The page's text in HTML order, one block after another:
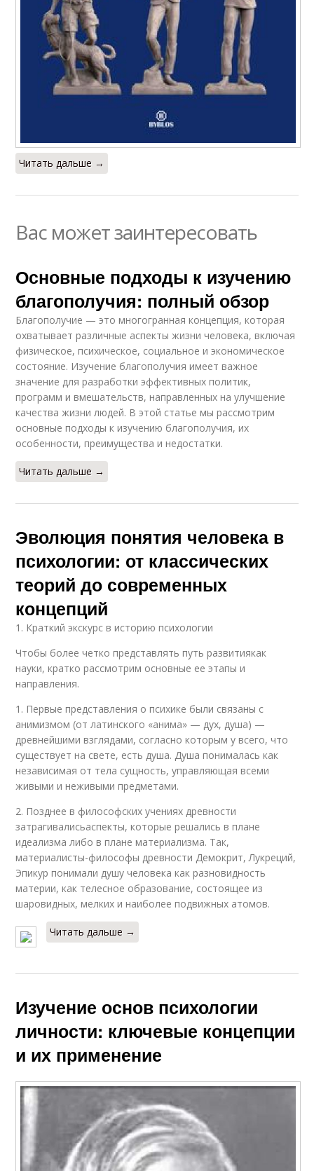
Читать дальше →
Вас может заинтересовать
Основные подходы к изучению
благополучия: полный обзор
Благополучие — это многогранная концепция, которая
охватывает различные аспекты жизни человека, включая
физическое, психическое, социальное и экономическое
состояние. Изучение благополучия имеет важное
значение для разработки эффективных политик,
программ и вмешательств, направленных на улучшение
качества жизни людей. В этой статье мы рассмотрим
основные подходы к изучению благополучия, их
особенности, преимущества и недостатки.
Читать дальше →
Эволюция понятия человека в
психологии: от классических
теорий до современных
концепций
1. Краткий экскурс в историю психологии
Чтобы более четко представлять путь развитиякак
науки, кратко рассмотрим основные ее этапы и
направления.
1. Первые представления о психике были связаны с
анимизмом (от латинского «анима» — дух, душа) —
древнейшими взглядами, согласно которым у всего, что
существует на свете, есть душа. Душа понималась как
независимая от тела сущность, управляющая всеми
живыми и неживыми предметами.
2. Позднее в философских учениях древности
затрагивалисьаспекты, которые решались в плане
идеализма либо в плане материализма. Так,
материалисты-философы древности Демокрит, Лукреций,
Эпикур понимали душу человека как разновидность
материи, как телесное образование, состоящее из
шаровидных, мелких и наиболее подвижных атомов.
Читать дальше →
Изучение основ психологии
личности: ключевые концепции
и их применение